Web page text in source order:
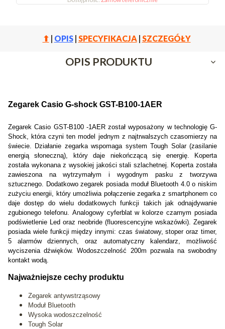
⬆ OPIS| SPECYFIKACJA| SZCZEGÓŁY
OPIS PRODUKTU
Zegarek Casio G-shock GST-B100-1AER
Zegarek Casio GST-B100 -1AER został wyposażony w technologię G-
Shock, która czyni ten model jednym z najtrwalszych czasomierzy na
świecie. Działanie zegarka wspomaga system Tough Solar (zasilanie
energią słoneczną), który daje niekończącą się energię. Koperta
została wykonana z wysokiej jakości stali szlachetnej. Koperta została
zawieszona na wytrzymałym i wygodnym pasku z tworzywa
sztucznego. Dodatkowo zegarek posiada moduł Bluetooth 4.0 o niskim
zużyciu energii, który umożliwia połączenie zegarka z smartphonem co
daje dostęp do wielu dodatkowych funkcji takich jak odnajdywanie
zgubionego telefonu. Analogowy cyferblat w kolorze czarnym posiada
podświetlenie Led oraz neobride (fluorescencyjne wskazówki). Zegarek
posiada wiele funkcji między innymi: czas światowy, stoper oraz timer,
5 alarmów dziennych, oraz automatyczny kalendarz, możliwość
wyciszenia dźwięków. Wodoszczelność 200m pozwala na swobodny
kontakt wodą.
Najważniejsze cechy produktu
Zegarek antywstrząsowy
Moduł Bluetooth
Wysoka wodoszczelność
Tough Solar